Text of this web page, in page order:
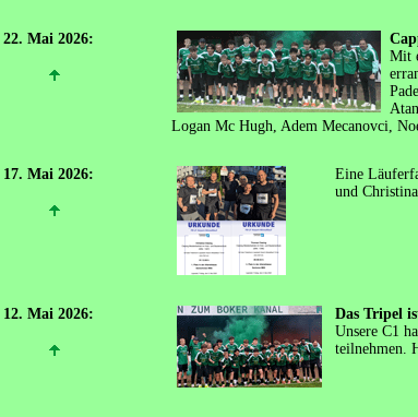
22. Mai 2026:
Mit
Logan Mc Hugh, Adem Mecanovci,
17. Mai 2026:
Eine
und
12. Mai 2026:
Das Tripel
Unsere C1
teilnehmen.